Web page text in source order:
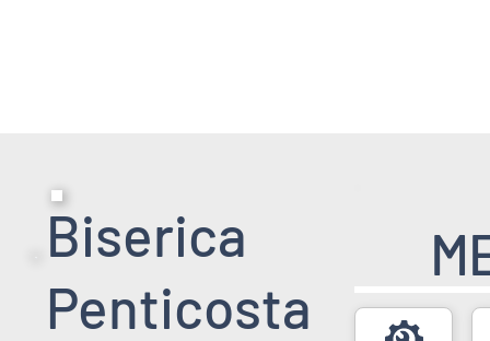
Biserica
Penticosta